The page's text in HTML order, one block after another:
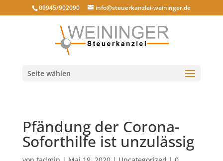
09945/902090 info@steuerkanzlei-weininger.de
Seite wählen
Pfändung der Corona-
Soforthilfe ist unzulässig